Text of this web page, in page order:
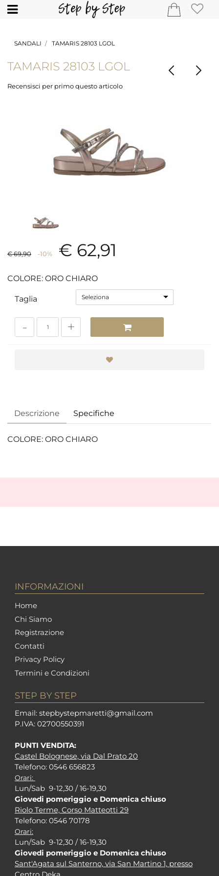
Open
SANDALI TAMARIS 28103 LGOL
TAMARIS 28103 LGOL
Recensisci per primo questo articolo
€ 69,90 -10% € 62,91
COLORE: ORO CHIARO
Taglia Seleziona
Descrizione Specifiche
COLORE: ORO CHIARO
INFORMAZIONI
Home
Chi Siamo
Registrazione
Contatti
Privacy Policy
Termini e Condizioni
STEP BY STEP
Email: stepbystepmaretti@gmail.com
P.IVA: 02700550391
PUNTI VENDITA:
Castel Bolognese, via Dal Prato 20
Telefono: 0546 656823
Orari:
Lun/Sab 9-12,30 / 16-19,30
Giovedi pomeriggio e Domenica chiuso
Riolo Terme, Corso Matteotti 29
Telefono: 0546 70178
Orari:
Lun/Sab 9-12,30 / 16-19,30
Giovedi pomeriggio e Domenica chiuso
Sant'Agata sul Santerno, via San Martino 1, presso